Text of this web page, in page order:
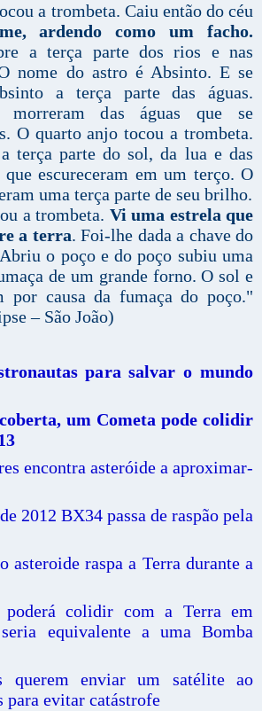
a trombeta. Caiu então do céu
ardendo como um facho.
a terça parte dos rios e nas
nome do astro é Absinto. E se
a terça parte das águas.
morreram das águas que se
O quarto anjo tocou a trombeta.
terça parte do sol, da lua e das
escureceram em um terço. O
uma terça parte de seu brilho.
a trombeta. Vi uma estrela que
a terra. Foi-lhe dada a chave do
o poço e do poço subiu uma
de um grande forno. O sol e
por causa da fumaça do poço."
– São João)
para salvar o mundo
um Cometa pode colidir
encontra asteróide a aproximar-
2012 BX34 passa de raspão pela
asteroide raspa a Terra durante a
poderá colidir com a Terra em
equivalente a uma Bomba
querem enviar um satélite ao
para evitar catástrofe